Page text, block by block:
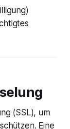
(SSL), um
Eine